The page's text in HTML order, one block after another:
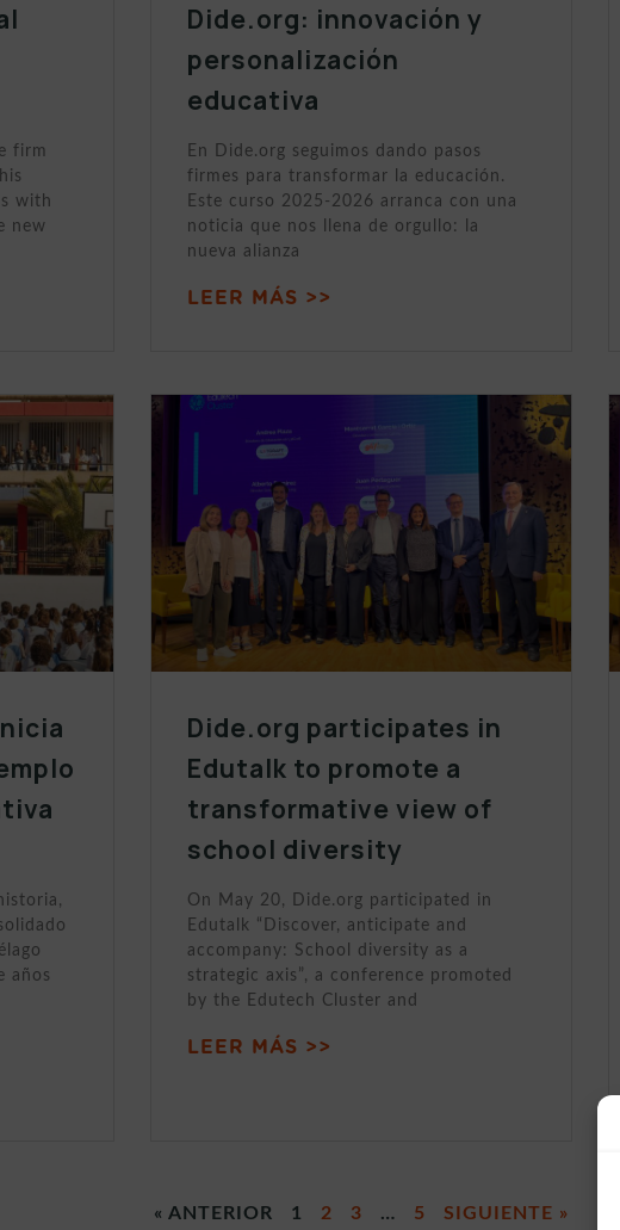
firm
with
new
Dide.org: innovación y
personalización
educativa
En Dide.org seguimos dando pasos
firmes para transformar la educación.
Este curso 2025-2026 arranca con una
noticia que nos llena de orgullo: la
nueva alianza
LEER MÁS >>
años
Dide.org participates in
Edutalk to promote a
transformative view of
school diversity
On May 20, Dide.org participated in
Edutalk “Discover, anticipate and
accompany: School diversity as a
strategic axis”, a conference promoted
by the Edutech Cluster and
LEER MÁS >>
« ANTERIOR 1 2 3 … 5 SIGUIENTE »